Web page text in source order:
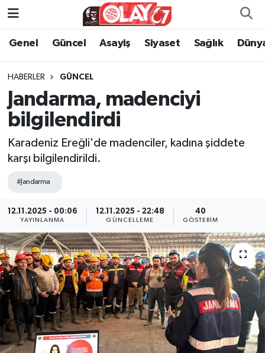
Genel Güncel Asayiş Siyaset Sağlık
HABERLER GÜNCEL
Jandarma, madenciyi
bilgilendirdi
Karadeniz Ereğli'de madenciler, kadına şiddete
karşı bilgilendirildi.
#Jandarma
12.11.2025 - 00:06
YAYINLANMA
12.11.2025 - 22:48
GÜNCELLEME
40
GÖSTERIM
KATEGORİSİZ
ANA SAYFA
Genel
Asayiş
Kültür Sanat
Dünya
Spor
Bilim veTeknoloji
Genel
Güncel
Asayiş
Sağlık
Kültür Sanat
Eğitim
Spor
Zonguldak Nöbetçi Eczaneler
Zonguldak Hava Durumu
Zonguldak Namaz Vakitleri
Süper Lig Puan Durumu ve Fikstür
Son Dakika Haberleri
Haber Arşivi